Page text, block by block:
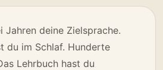
Jahren deine Zielsprache.
du im Schlaf. Hunderte
Lehrbuch hast du